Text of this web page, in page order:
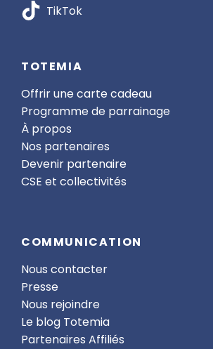
TikTok
TOTEMIA
Offrir une carte cadeau
Programme de parrainage
À propos
Nos partenaires
Devenir partenaire
CSE et collectivités
COMMUNICATION
Nous contacter
Presse
Nous rejoindre
Le blog Totemia
Partenaires Affiliés